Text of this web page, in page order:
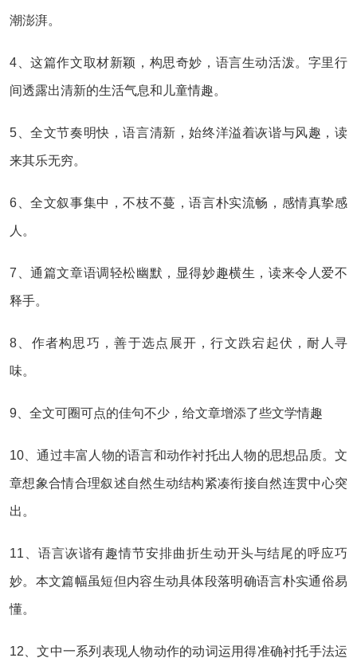
潮澎湃。
4、这篇作文取材新颖，构思奇妙，语言生动活泼。字里行
间透露出清新的生活气息和儿童情趣。
5、全文节奏明快，语言清新，始终洋溢着诙谐与风趣，读
来其乐无穷。
6、全文叙事集中，不枝不蔓，语言朴实流畅，感情真挚感
人。
7、通篇文章语调轻松幽默，显得妙趣横生，读来令人爱不
释手。
8、作者构思巧，善于选点展开，行文跌宕起伏，耐人寻
味。
9、全文可圈可点的佳句不少，给文章增添了些文学情趣
10、通过丰富人物的语言和动作衬托出人物的思想品质。文
章想象合情合理叙述自然生动结构紧凑衔接自然连贯中心突
出。
11、语言诙谐有趣情节安排曲折生动开头与结尾的呼应巧
妙。本文篇幅虽短但内容生动具体段落明确语言朴实通俗易
懂。
12、文中一系列表现人物动作的动词运用得准确衬托手法运